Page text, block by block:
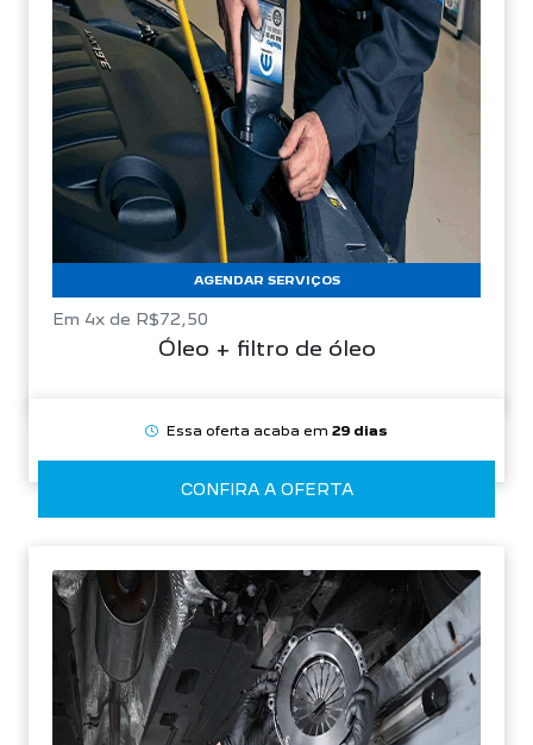
Óleo + filtro de óleo
AGENDAR SERVIÇOS
Em 4x de R$72,50
Essa oferta acaba em 29 dias
CONFIRA A OFERTA